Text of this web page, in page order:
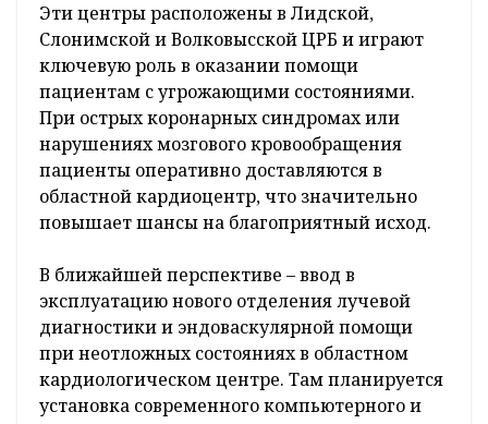
Эти центры расположены в Лидской,
Слонимской и Волковысской ЦРБ и играют
ключевую роль в оказании помощи
пациентам с угрожающими состояниями.
При острых коронарных синдромах или
нарушениях мозгового кровообращения
пациенты оперативно доставляются в
областной кардиоцентр, что значительно
повышает шансы на благоприятный исход.
В ближайшей перспективе – ввод в
эксплуатацию нового отделения лучевой
диагностики и эндоваскулярной помощи
при неотложных состояниях в областном
кардиологическом центре. Там планируется
установка современного компьютерного и